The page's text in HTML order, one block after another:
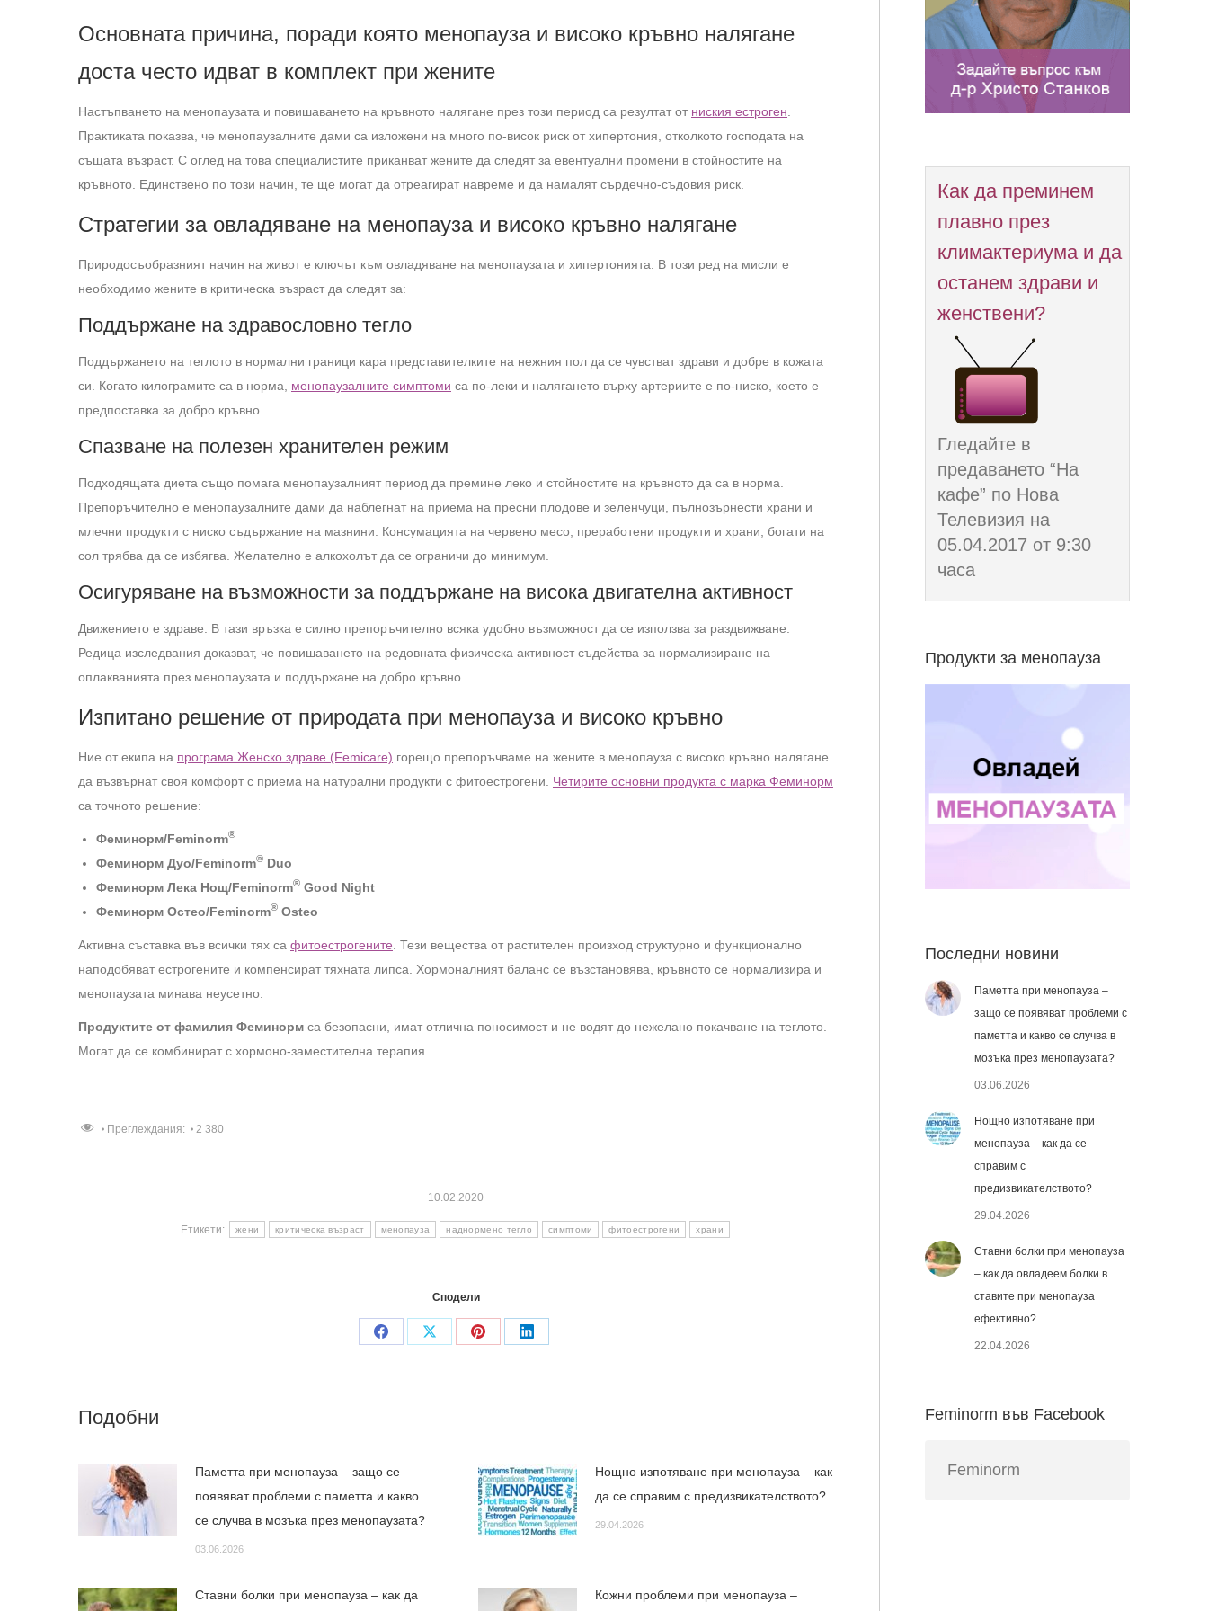
Основната причина, поради която менопауза и високо кръвно налягане
доста често идват в комплект при жените
Настъпването на менопаузата и повишаването на кръвното налягане през този период са резултат от ниския естроген
Практиката показва, че менопаузалните дами са изложени на много по-висок риск от хипертония, отколкото господата на
същата възраст. С оглед на това специалистите приканват жените да следят за евентуални промени в стойностите на
кръвното. Единствено по този начин, те ще могат да отреагират навреме и да намалят сърдечно-съдовия риск.
Стратегии за овладяване на менопауза и високо кръвно налягане
Природосъобразният начин на живот е ключът към овладяване на менопаузата и хипертонията. В този ред на мисли е
необходимо жените в критическа възраст да следят за:
Поддържане на здравословно тегло
Поддържането на теглото в нормални граници кара представителките на нежния пол да се чувстват здрави и добре в кожата
си. Когато килограмите са в норма, менопаузалните симптоми са по-леки и налягането върху артериите е по-ниско, което е
предпоставка за добро кръвно.
Спазване на полезен хранителен режим
Подходящата диета също помага менопаузалният период да премине леко и стойностите на кръвното да са в норма.
Препоръчително е менопаузалните дами да наблегнат на приема на пресни плодове и зеленчуци, пълнозърнести храни и
млечни продукти с ниско съдържание на мазнини. Консумацията на червено месо, преработени продукти и храни, богати на
сол трябва да се избягва. Желателно е алкохолът да се ограничи до минимум.
Осигуряване на възможности за поддържане на висока двигателна активност
Движението е здраве. В тази връзка е силно препоръчително всяка удобно възможност да се използва за раздвижване.
Редица изследвания доказват, че повишаването на редовната физическа активност съдейства за нормализиране на
оплакванията през менопаузата и поддържане на добро кръвно.
Изпитано решение от природата при менопауза и високо кръвно
Ние от екипа на програма Женско здраве (Femicare) горещо препоръчваме на жените в менопауза с високо кръвно налягане
да възвърнат своя комфорт с приема на натурални продукти с фитоестрогени. Четирите основни продукта с марка Феминорм
са точното решение:
Феминорм/Feminorm®
Феминорм Дуо/Feminorm® Duo
Феминорм Лека Нощ/Feminorm® Good Night
Феминорм Остео/Feminorm® Osteo
Активна съставка във всички тях са фитоестрогените . Тези вещества от растителен произход структурно и функционално
наподобяват естрогените и компенсират тяхната липса. Хормоналният баланс се възстановява, кръвното се нормализира и
менопаузата минава неусетно.
Продуктите от фамилия Феминорм са безопасни, имат отлична поносимост и не водят до нежелано покачване на теглото.
Могат да се комбинират с хормоно-заместителна терапия.
Преглеждания: 2 380
10.02.2020
Етикети: жени критическа възраст менопауза наднормено тегло симптоми фитоестрогени храни
Сподели
Share
Share
Share
Share
Подобни
Паметта при менопауза – защо се
появяват проблеми с паметта и какво
се случва в мозъка през менопаузата?
03.06.2026
Нощно изпотяване при менопауза – как
да се справим с предизвикателството?
29.04.2026
Ставни болки при менопауза – как да
Кожни проблеми при менопауза –
Как да преминем
плавно през
климактериума и да
останем здрави и
женствени?
Гледайте в
предаването “На
кафе” по Нова
Телевизия на
05.04.2017 от 9:30
часа
Продукти за менопауза
Последни новини
Паметта при менопауза –
защо се появяват проблеми с
паметта и какво се случва в
мозъка през менопаузата?
03.06.2026
Нощно изпотяване при
менопауза – как да се
справим с
предизвикателството?
29.04.2026
Ставни болки при менопауза
– как да овладеем болки в
ставите при менопауза
ефективно?
22.04.2026
Feminorm във Facebook
Feminorm